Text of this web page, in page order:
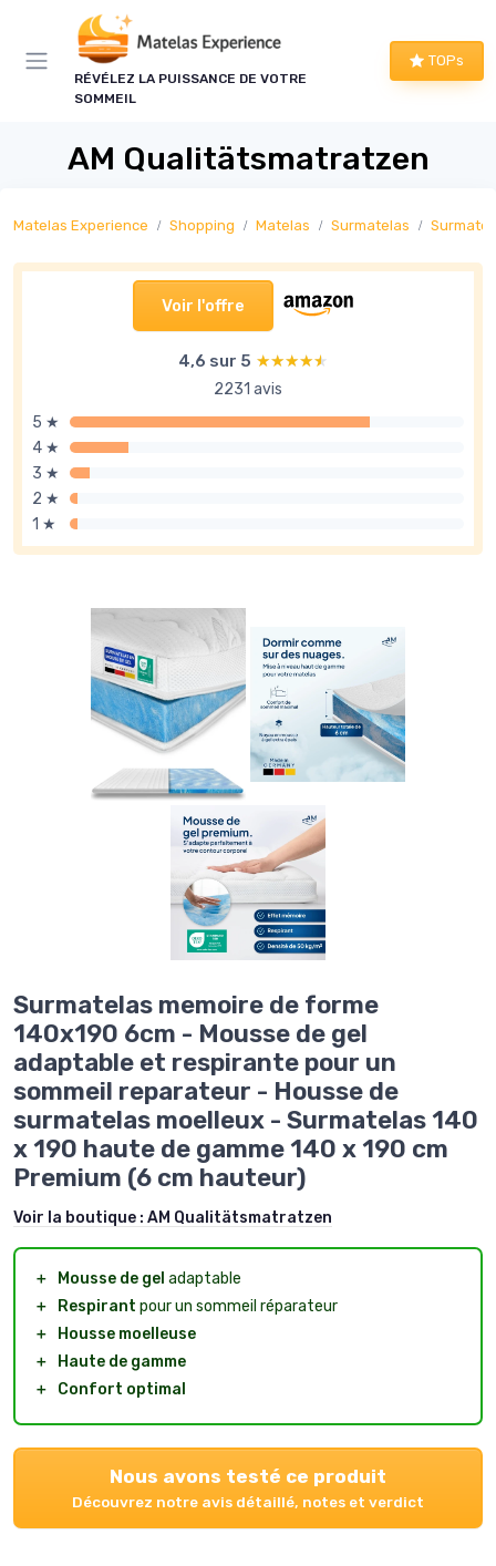
RÉVÉLEZ LA PUISSANCE DE VOTRE
SOMMEIL
TOPs
AM Qualitätsmatratzen
Matelas Experience Shopping Matelas Surmatelas
Voir l'offre
4,6 sur 5 ★★★★★
★★★★★
2231 avis
5 ★
4 ★
3 ★
2 ★
1 ★
Surmatelas memoire de forme
140x190 6cm - Mousse de gel
adaptable et respirante pour un
sommeil reparateur - Housse de
surmatelas moelleux - Surmatelas 140
x 190 haute de gamme 140 x 190 cm
Premium (6 cm hauteur)
Voir la boutique : AM Qualitätsmatratzen
＋ Mousse de gel adaptable
＋
Respirant pour un sommeil réparateur
＋
Housse moelleuse
＋
Haute de gamme
＋
Confort optimal
Nous avons testé ce produit
Découvrez notre avis détaillé, notes et verdict
Panneau de gestion des cookies